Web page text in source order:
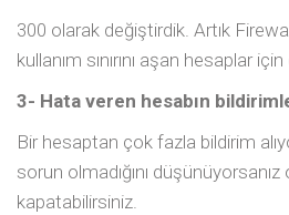
300 olarak değiştirdik. Artık
kullanım sınırını aşan hesaplar
3- Hata veren hesabın
Bir hesaptan çok fazla bildirim
sorun olmadığını
kapatabilirsiniz.